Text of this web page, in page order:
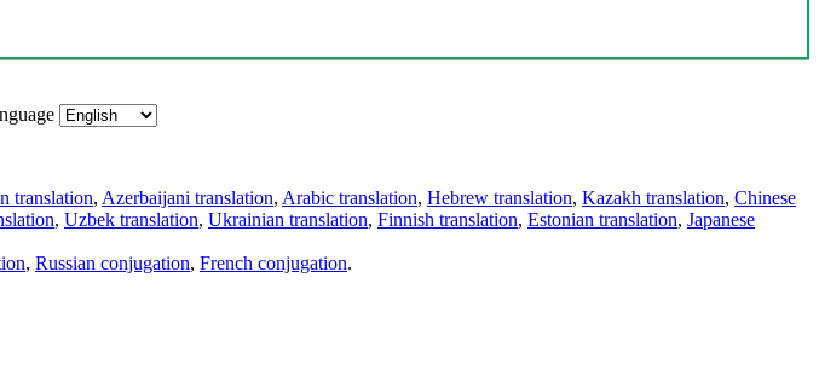
translation, Azerbaijani translation, Arabic translation, Hebrew translation, Kazakh translation, Chinese
, Uzbek translation, Ukrainian translation, Finnish translation, Estonian translation, Japanese
, Russian conjugation, French conjugation.